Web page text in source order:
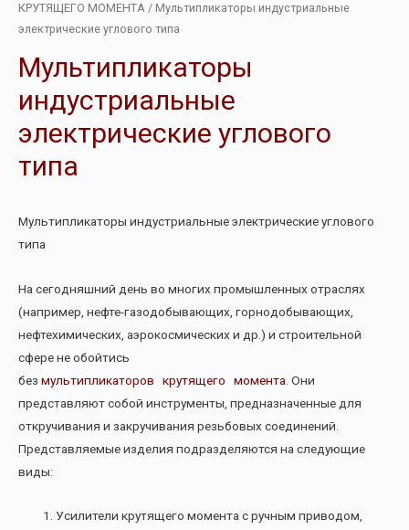
КРУТЯЩЕГО МОМЕНТА / Мультипликаторы индустриальные
электрические углового типа
Мультипликаторы
индустриальные
электрические углового
типа
Мультипликаторы индустриальные электрические углового
типа
На сегодняшний день во многих промышленных отраслях
(например, нефте-газодобывающих, горнодобывающих,
нефтехимических, аэрокосмических и др.) и строительной
сфере не обойтись
без мультипликаторов крутящего момента . Они
представляют собой инструменты, предназначенные для
откручивания и закручивания резьбовых соединений.
Представляемые изделия подразделяются на следующие
виды:
Усилители крутящего момента с ручным приводом,